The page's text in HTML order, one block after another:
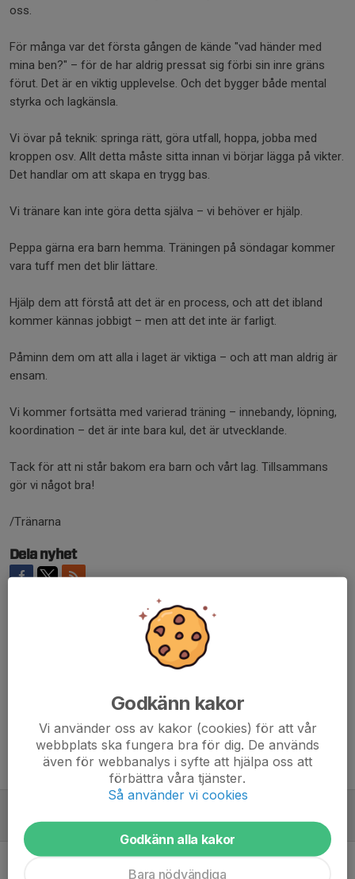
oss.
För många var det första gången de kände "vad händer med
mina ben?" – för de har aldrig pressat sig förbi sin inre gräns
förut. Det är en viktig upplevelse. Och det bygger både mental
styrka och lagkänsla.
Vi övar på teknik: springa rätt, göra utfall, hoppa, jobba med
kroppen osv. Allt detta måste sitta innan vi börjar lägga på vikter.
Det handlar om att skapa en trygg bas.
Vi tränare kan inte göra detta själva – vi behöver er hjälp.
Peppa gärna era barn hemma. Träningen på söndagar kommer
vara tuff men det blir lättare.
Hjälp dem att förstå att det är en process, och att det ibland
kommer kännas jobbigt – men att det inte är farligt.
Påminn dem om att alla i laget är viktiga – och att man aldrig är
ensam.
Vi kommer fortsätta med varierad träning – innebandy, löpning,
koordination – det är inte bara kul, det är utvecklande.
Tack för att ni står bakom era barn och vårt lag. Tillsammans
gör vi något bra!
/Tränarna
Dela nyhet
26 maj 2025
Mycket bra skrivet Viktor!!!!
Tidigare nyheter
5 maj 2025 1
Säsongsstart 2025/2026
0
Godkänn kakor
Vi använder oss av kakor (cookies) för att vår
webbplats ska fungera bra för dig. De används
även för webbanalys i syfte att hjälpa oss att
förbättra våra tjänster.
Så använder vi cookies
Godkänn alla kakor
Bara nödvändiga